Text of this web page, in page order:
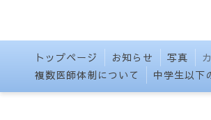
トップページ お知らせ 写真
複数医師体制について
中学生以下